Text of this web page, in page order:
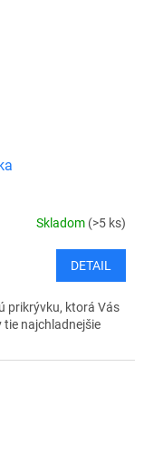
Skladom (>5 ks)
DETAIL
prikrývku, ktorá Vás
tie najchladnejšie